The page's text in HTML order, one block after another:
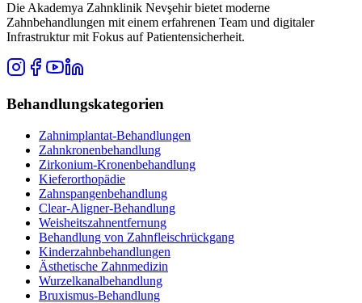
Die Akademya Zahnklinik Nevşehir bietet moderne
Zahnbehandlungen mit einem erfahrenen Team und digitaler
Infrastruktur mit Fokus auf Patientensicherheit.
Behandlungskategorien
Zahnimplantat-Behandlungen
Zahnkronenbehandlung
Zirkonium-Kronenbehandlung
Kieferorthopädie
Zahnspangenbehandlung
Clear-Aligner-Behandlung
Weisheitszahnentfernung
Behandlung von Zahnfleischrückgang
Kinderzahnbehandlungen
Ästhetische Zahnmedizin
Wurzelkanalbehandlung
Bruxismus-Behandlung